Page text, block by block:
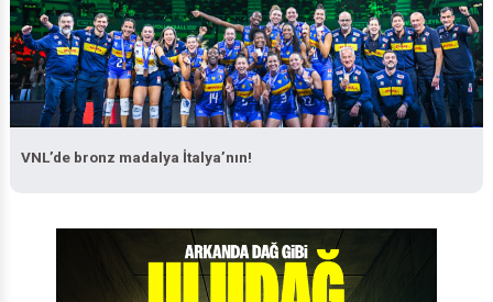
VNL’de bronz madalya İtalya’nın!